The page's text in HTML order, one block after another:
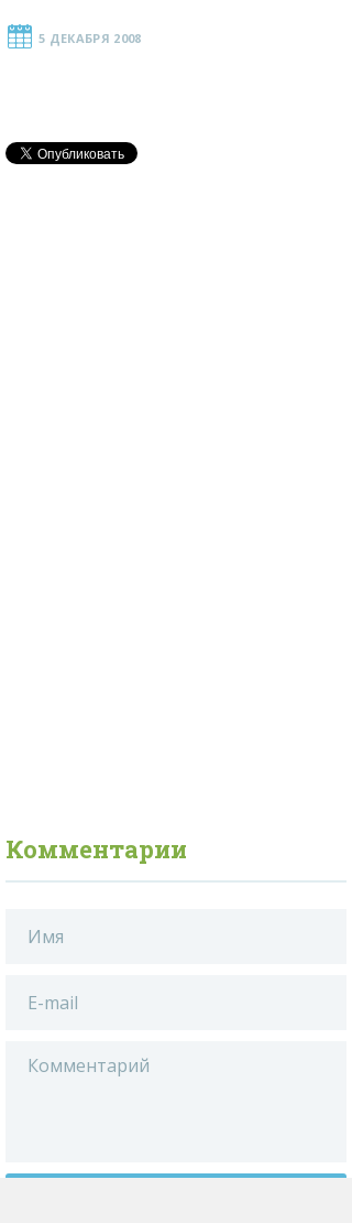
5 ДЕКАБРЯ 2008
Комментарии